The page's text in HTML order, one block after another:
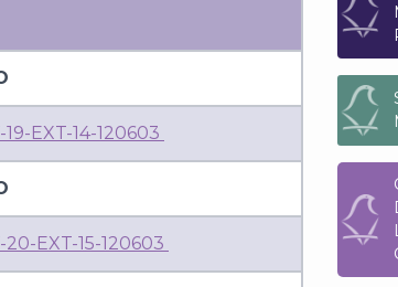
19-EXT-14-120603
20-EXT-15-120603